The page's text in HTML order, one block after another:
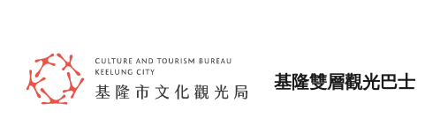
基隆雙層觀光巴士